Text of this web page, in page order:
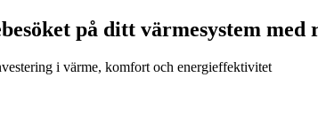
på ditt värmesystem
i värme, komfort och energieffektivitet